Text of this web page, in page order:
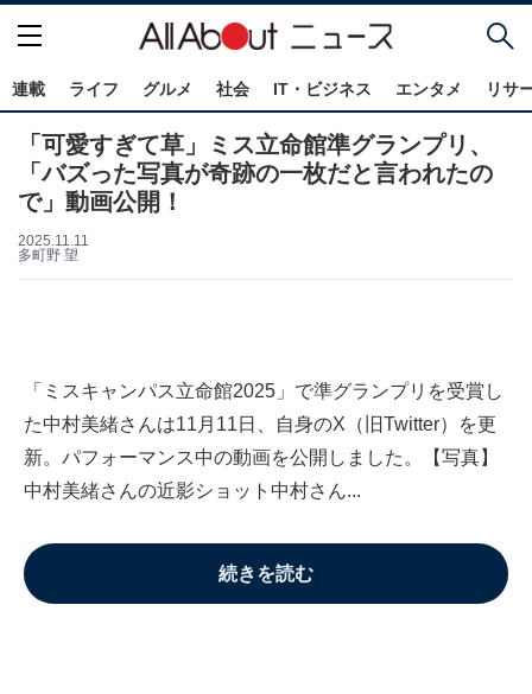
連載 ライフ グルメ 社会 IT・ビジネス エンタメ リサ
「可愛すぎて草」ミス立命館準グランプリ、
「バズった写真が奇跡の一枚だと言われたの
で」動画公開！
2025.11.11
多町野 望
「ミスキャンパス立命館2025」で準グランプリを受賞し
た中村美緒さんは11月11日、自身のX（旧Twitter）を更
新。パフォーマンス中の動画を公開しました。【写真】
中村美緒さんの近影ショット中村さん...
続きを読む